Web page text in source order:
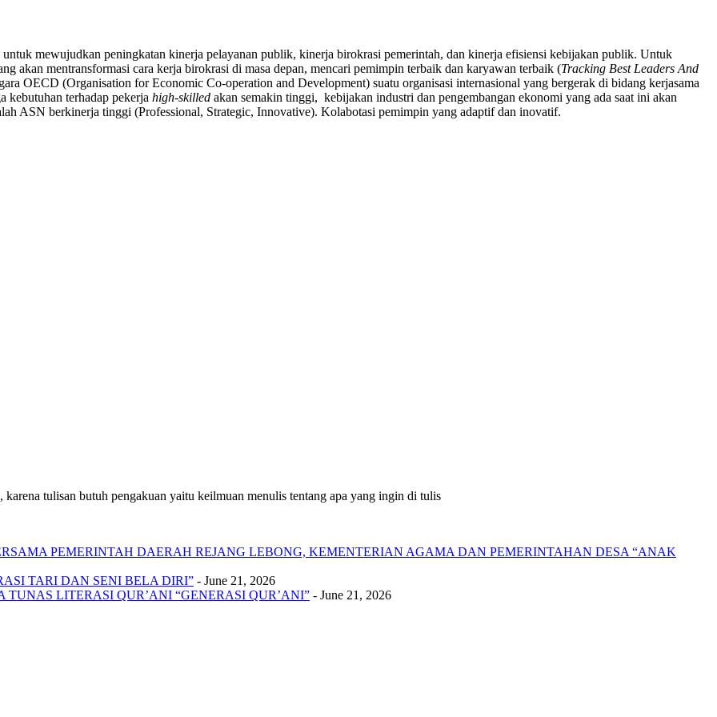
mewujudkan peningkatan kinerja pelayanan publik, kinerja birokrasi pemerintah, dan kinerja efisiensi kebijakan publik. Untuk
akan mentransformasi cara kerja birokrasi di masa depan, mencari pemimpin terbaik dan karyawan terbaik (Tracking Best Leaders And
OECD (Organisation for Economic Co-operation and Development) suatu organisasi internasional yang bergerak di bidang kerjasama
kebutuhan terhadap pekerja high-skilled akan semakin tinggi, kebijakan industri dan pengembangan ekonomi yang ada saat ini akan
ASN berkinerja tinggi (Professional, Strategic, Innovative). Kolabotasi pemimpin yang adaptif dan inovatif.
tulisan butuh pengakuan yaitu keilmuan menulis tentang apa yang ingin di tulis
PEMERINTAH DAERAH REJANG LEBONG, KEMENTERIAN AGAMA DAN PEMERINTAHAN DESA “ANAK
TARI DAN SENI BELA DIRI” - June 21, 2026
LITERASI QUR’ANI “GENERASI QUR’ANI” - June 21, 2026